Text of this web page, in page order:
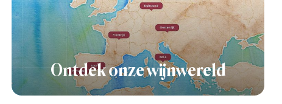
Ontdek onze wijnwereld